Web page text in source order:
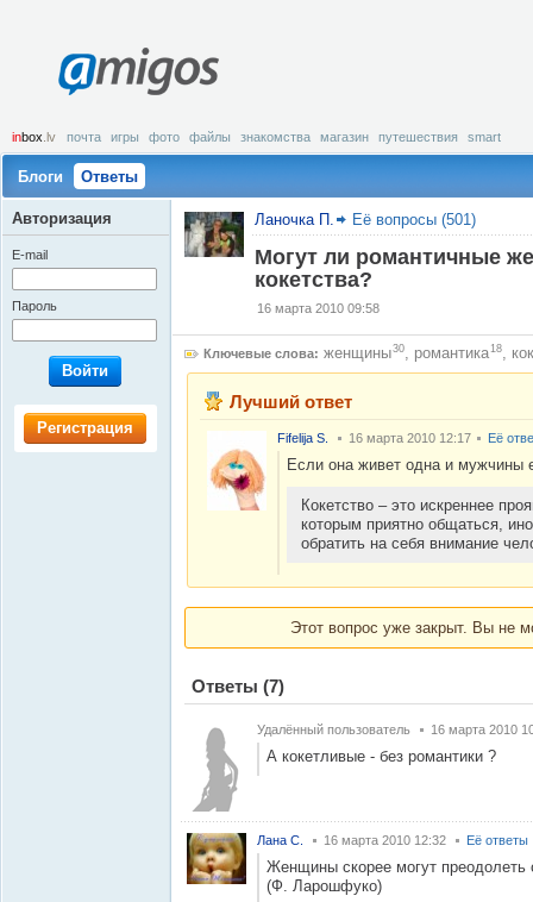
amigos
inbox .lv почта игры фото файлы знакомства магазин путешествия smart
Блоги Ответы
Ланочка П. Её вопросы (501)
Могут ли романтичные
кокетства?
16 марта 2010 09:58
Ключевые слова: женщины30, романтика18,
Лучший ответ
Fifelija S. 16 марта 2010 12:17 Её
Если она живет одна и мужчины
Кокетство – это искреннее
которым приятно общаться,
обратить на себя внимание
Этот вопрос уже закрыт. Вы не
Ответы (7)
Удалённый пользователь 16 марта 2010
А кокетливые - без романтики ?
Лана С. 16 марта 2010 12:32 Её ответы
Женщины скорее могут преодолеть
(Ф. Ларошфуко)
Авторизация
E-mail
Пароль
Войти
Регистрация